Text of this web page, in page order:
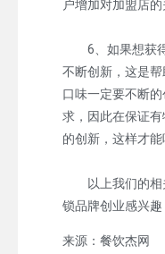
户增加对加盟店
6、如果想获得
不断创新，这是帮
口味一定要不断
求，因此在保证
的创新，这样才能
以上我们的相
锁品牌创业感兴趣
来源：餐饮杰网